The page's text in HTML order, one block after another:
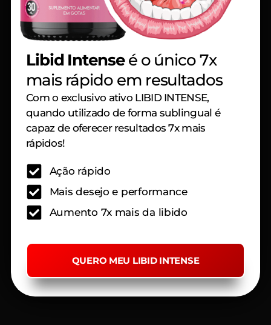
Libid Intenseé o único 7x
mais rápido em resultados
Com o exclusivo ativo LIBID INTENSE,
quando utilizado de forma sublingual é
capaz de oferecer resultados 7x mais
rápidos!
Ação rápido
Mais desejo e performance
Aumento 7x mais da libido
QUERO MEU LIBID INTENSE